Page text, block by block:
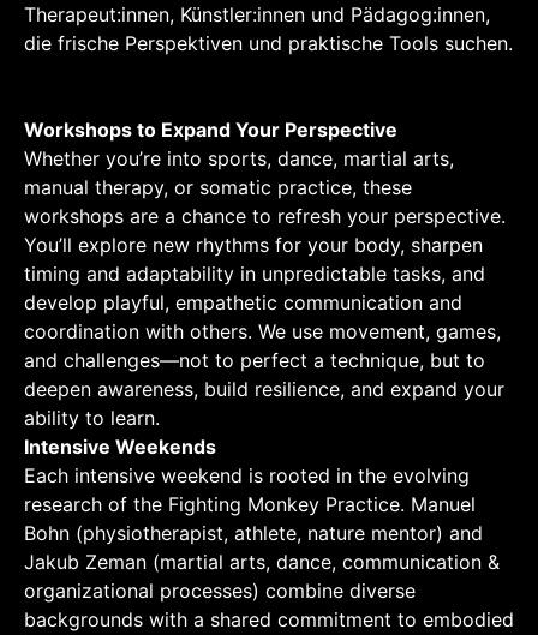
Therapeut:innen, Künstler:innen und Pädagog:innen,
die frische Perspektiven und praktische Tools suchen.
Workshops to Expand Your Perspective
Whether you’re into sports, dance, martial arts,
manual therapy, or somatic practice, these
workshops are a chance to refresh your perspective.
You’ll explore new rhythms for your body, sharpen
timing and adaptability in unpredictable tasks, and
develop playful, empathetic communication and
coordination with others. We use movement, games,
and challenges—not to perfect a technique, but to
deepen awareness, build resilience, and expand your
ability to learn.
Intensive Weekends
Each intensive weekend is rooted in the evolving
research of the Fighting Monkey Practice. Manuel
Bohn (physiotherapist, athlete, nature mentor) and
Jakub Zeman (martial arts, dance, communication &
organizational processes) combine diverse
backgrounds with a shared commitment to embodied